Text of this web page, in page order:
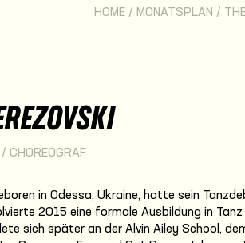
HOME / MONATSPLAN /
/ CHOREOGRAF
in Odessa, Ukraine, hatte sein
2015 eine formale Ausbildung in
sich später an der Alvin Ailey School,